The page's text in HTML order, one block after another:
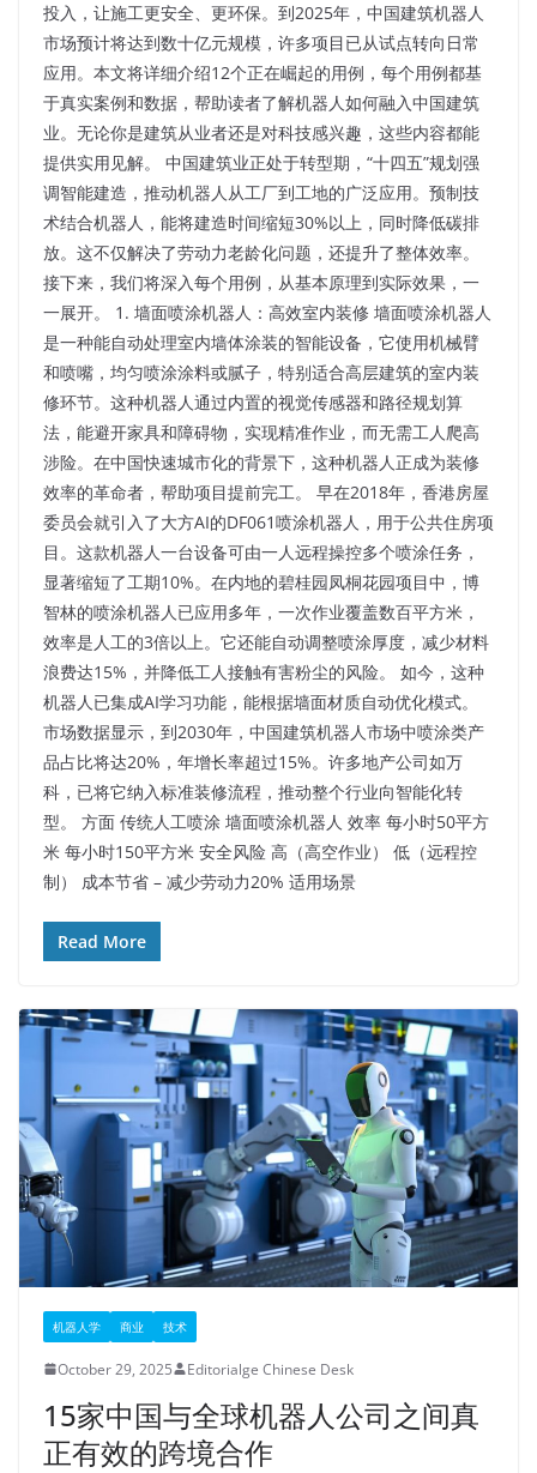
投入，让施工更安全、更环保。到2025年，中国建筑机器人
市场预计将达到数十亿元规模，许多项目已从试点转向日常
应用。本文将详细介绍12个正在崛起的用例，每个用例都基
于真实案例和数据，帮助读者了解机器人如何融入中国建筑
业。无论你是建筑从业者还是对科技感兴趣，这些内容都能
提供实用见解。​ 中国建筑业正处于转型期，“十四五”规划强
调智能建造，推动机器人从工厂到工地的广泛应用。预制技
术结合机器人，能将建造时间缩短30%以上，同时降低碳排
放。这不仅解决了劳动力老龄化问题，还提升了整体效率。
接下来，我们将深入每个用例，从基本原理到实际效果，一
一展开。​ 1. 墙面喷涂机器人：高效室内装修 墙面喷涂机器人
是一种能自动处理室内墙体涂装的智能设备，它使用机械臂
和喷嘴，均匀喷涂涂料或腻子，特别适合高层建筑的室内装
修环节。这种机器人通过内置的视觉传感器和路径规划算
法，能避开家具和障碍物，实现精准作业，而无需工人爬高
涉险。在中国快速城市化的背景下，这种机器人正成为装修
效率的革命者，帮助项目提前完工。 早在2018年，香港房屋
委员会就引入了大方AI的DF061喷涂机器人，用于公共住房项
目。这款机器人一台设备可由一人远程操控多个喷涂任务，
显著缩短了工期10%。在内地的碧桂园凤桐花园项目中，博
智林的喷涂机器人已应用多年，一次作业覆盖数百平方米，
效率是人工的3倍以上。它还能自动调整喷涂厚度，减少材料
浪费达15%，并降低工人接触有害粉尘的风险。 如今，这种
机器人已集成AI学习功能，能根据墙面材质自动优化模式。
市场数据显示，到2030年，中国建筑机器人市场中喷涂类产
品占比将达20%，年增长率超过15%。许多地产公司如万
科，已将它纳入标准装修流程，推动整个行业向智能化转
型。​ 方面 传统人工喷涂 墙面喷涂机器人 效率 每小时50平方
米 每小时150平方米 安全风险 高（高空作业） 低（远程控
制） 成本节省 – 减少劳动力20% 适用场景
Read More
机器人学 商业 技术
October 29, 2025 Editorialge Chinese Desk
15家中国与全球机器人公司之间真
正有效的跨境合作